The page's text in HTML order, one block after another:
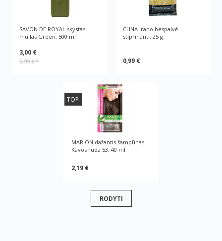
SAVON DE ROYAL skystas
muilas Green, 500 ml
3,00 €
5,99 €*
CHNA Irano bespalvė
stiprinanti, 25 g
0,99 €
TOP
MARION dažantis šampūnas.
Kavos ruda 53, 40 ml
2,19 €
RODYTI